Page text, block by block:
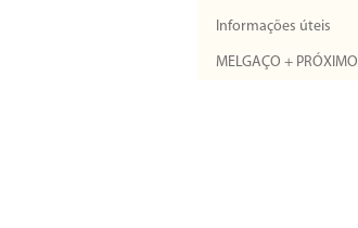
Informações úteis
MELGAÇO + PRÓXIMO